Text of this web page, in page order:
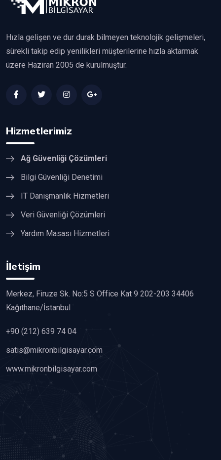
Hızla gelişen ve dur durak bilmeyen teknolojik gelişmeleri,
sürekli takip edip yenilikleri müşterilerine hızla aktarmak
üzere Haziran 2005 de kurulmuştur.
Hizmetlerimiz
Ağ Güvenliği Çözümleri
Bilgi Güvenliği Denetimi
IT Danışmanlık Hizmetleri
Veri Güvenliği Çözümleri
Yardım Masası Hizmetleri
İletişim
Merkez, Firuze Sk. No:5 S Office Kat 9 202-203 34406
Kağıthane/İstanbul
+90 (212) 639 74 04
satis@mikronbilgisayar.com
www.mikronbilgisayar.com